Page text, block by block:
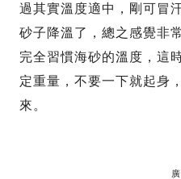
過其實溫度適中，剛可冒
砂子降溫了，總之感覺非
完全習慣海砂的溫度，這
定重量，不要一下就起身
來。